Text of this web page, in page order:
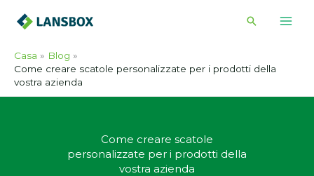
Cerca
Casa
Blog
Come creare scatole personalizzate per i prodotti della
vostra azienda
Come creare scatole
personalizzate per i prodotti della
vostra azienda